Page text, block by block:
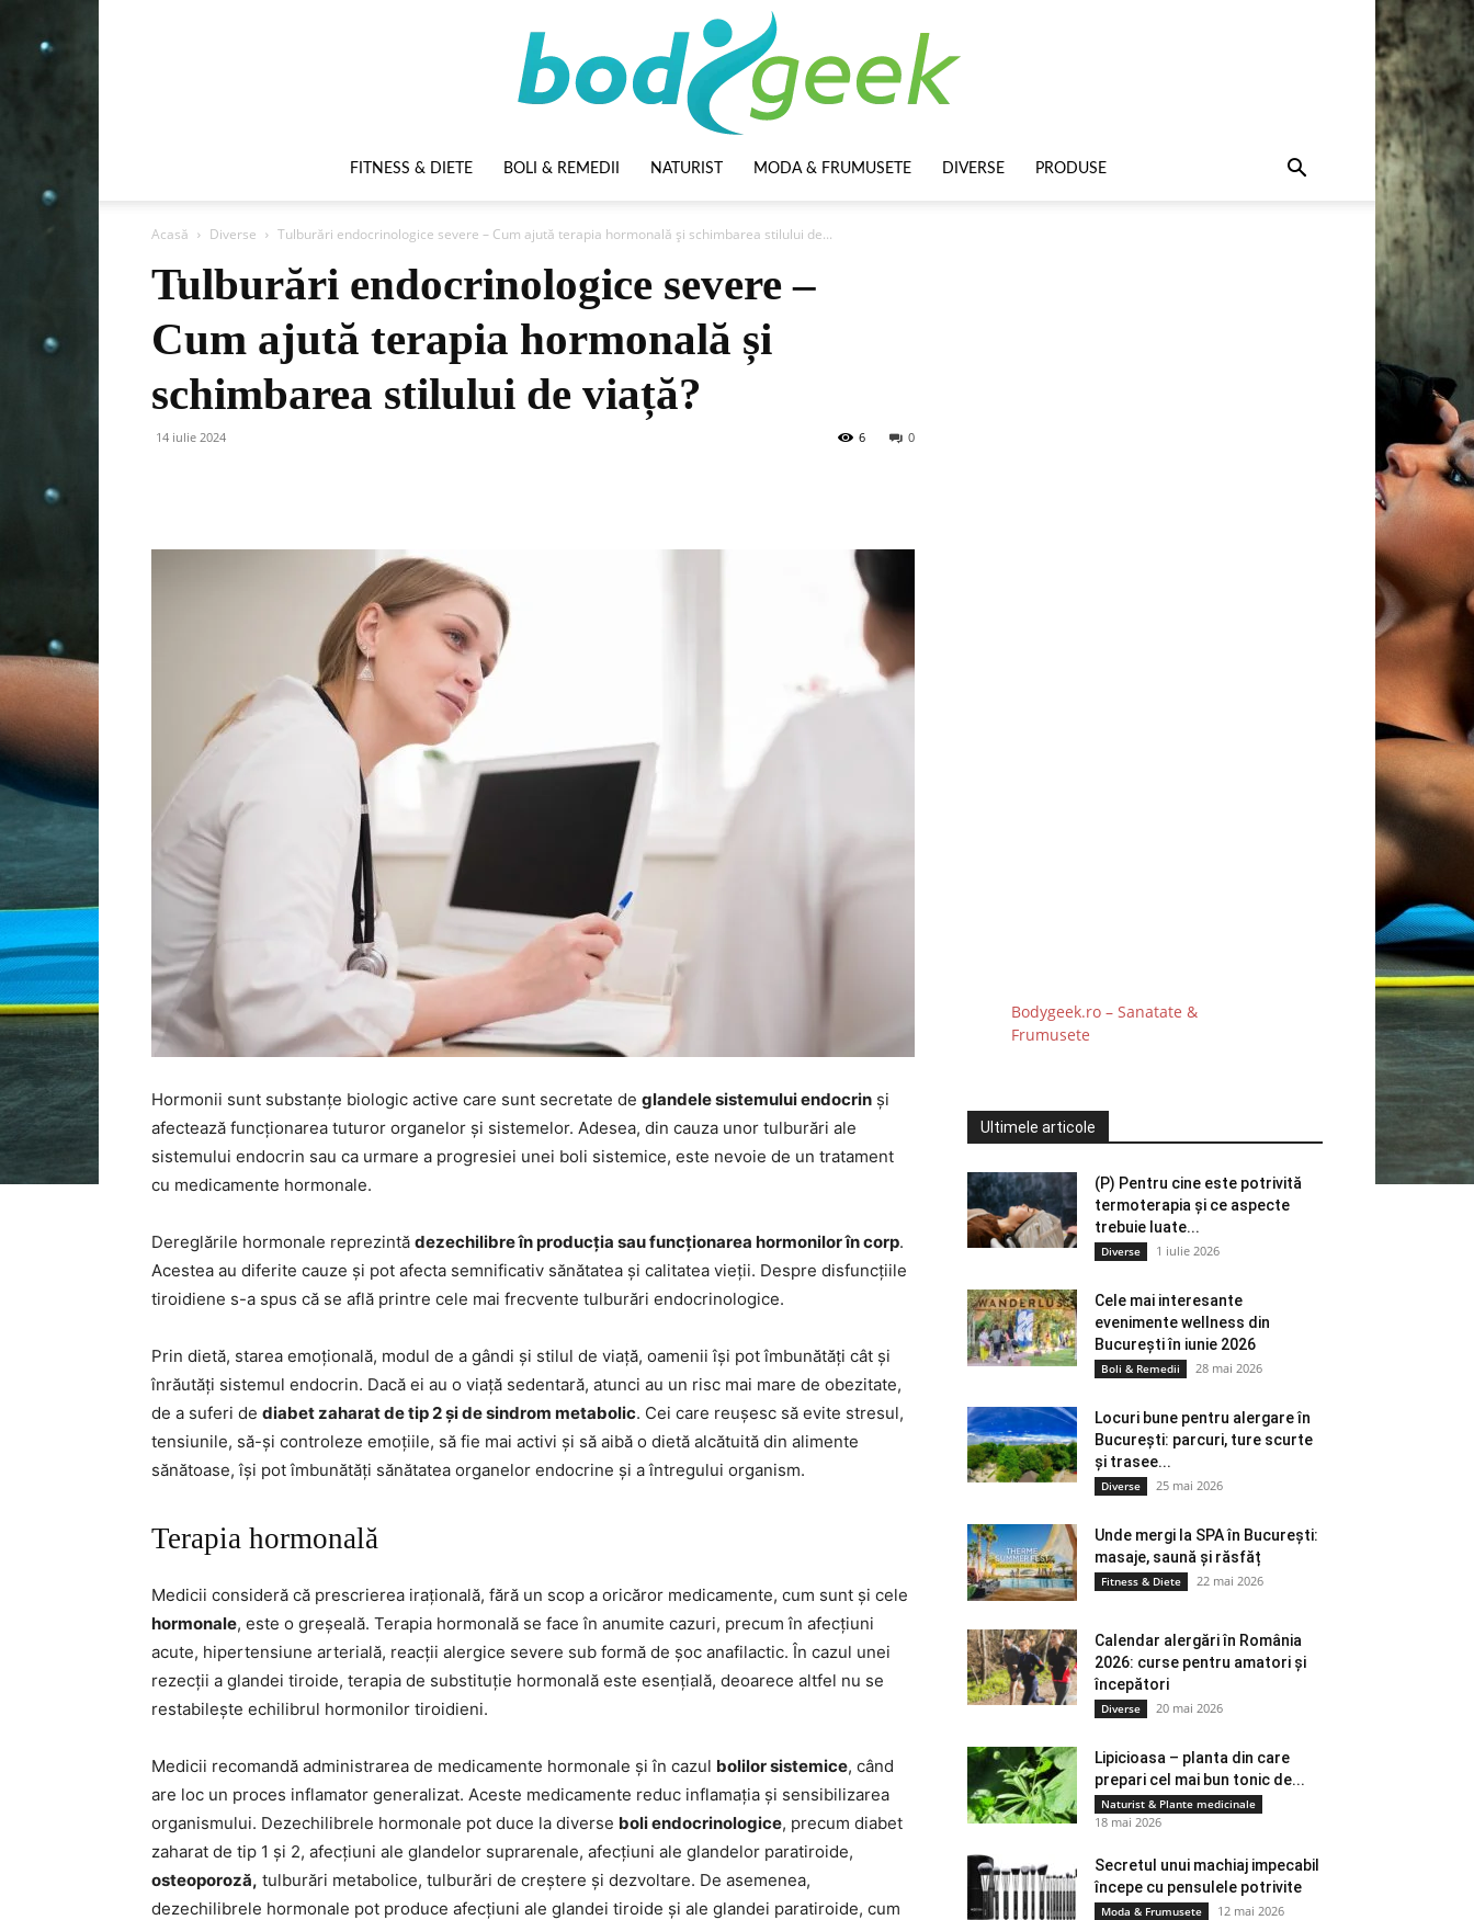
FITNESS & DIETE BOLI & REMEDII NATURIST MODA & FRUMUSETE DIVERSE PRODUSE
Acasă Diverse Tulburări endocrinologice severe – Cum ajută terapia hormonală și schimbarea stilului de...
Tulburări endocrinologice severe –
Cum ajută terapia hormonală și
schimbarea stilului de viață?
14 iulie 2024 0
6
Hormonii sunt substanțe biologic active care sunt secretate de glandele sistemului endocrin și
afectează funcționarea tuturor organelor și sistemelor. Adesea, din cauza unor tulburări ale
sistemului endocrin sau ca urmare a progresiei unei boli sistemice, este nevoie de un tratament
cu medicamente hormonale.
Dereglările hormonale reprezintă dezechilibre în producția sau funcționarea hormonilor în corp.
Acestea au diferite cauze și pot afecta semnificativ sănătatea și calitatea vieții. Despre disfuncțiile
tiroidiene s-a spus că se află printre cele mai frecvente tulburări endocrinologice.
Prin dietă, starea emoțională, modul de a gândi și stilul de viață, oamenii își pot îmbunătăți cât și
înrăutăți sistemul endocrin. Dacă ei au o viață sedentară, atunci au un risc mai mare de obezitate,
de a suferi de diabet zaharat de tip 2 și de sindrom metabolic. Cei care reușesc să evite stresul,
tensiunile, să-și controleze emoțiile, să fie mai activi și să aibă o dietă alcătuită din alimente
sănătoase, își pot îmbunătăți sănătatea organelor endocrine și a întregului organism.
Terapia hormonală
Medicii consideră că prescrierea irațională, fără un scop a oricăror medicamente, cum sunt și cele
hormonale, este o greșeală. Terapia hormonală se face în anumite cazuri, precum în afecțiuni
acute, hipertensiune arterială, reacții alergice severe sub formă de șoc anafilactic. În cazul unei
rezecții a glandei tiroide, terapia de substituție hormonală este esențială, deoarece altfel nu se
restabilește echilibrul hormonilor tiroidieni.
Medicii recomandă administrarea de medicamente hormonale și în cazul bolilor sistemice, când
are loc un proces inflamator generalizat. Aceste medicamente reduc inflamația și sensibilizarea
organismului. Dezechilibrele hormonale pot duce la diverse boli endocrinologice, precum diabet
zaharat de tip 1 și 2, afecțiuni ale glandelor suprarenale, afecțiuni ale glandelor paratiroide,
osteoporoză, tulburări metabolice, tulburări de creștere și dezvoltare. De asemenea,
dezechilibrele hormonale pot produce afecțiuni ale glandei tiroide și ale glandei paratiroide, cum
Bodygeek.ro – Sanatate &
Frumusete
Ultimele articole
(P) Pentru cine este potrivită
termoterapia și ce aspecte
trebuie luate...
Diverse 1 iulie 2026
Cele mai interesante
evenimente wellness din
București în iunie 2026
Boli & Remedii 28 mai 2026
Locuri bune pentru alergare în
București: parcuri, ture scurte
și trasee...
Diverse 25 mai 2026
Unde mergi la SPA în București:
masaje, saună și răsfăț
Fitness & Diete 22 mai 2026
Calendar alergări în România
2026: curse pentru amatori și
începători
Diverse 20 mai 2026
Lipicioasa – planta din care
prepari cel mai bun tonic de...
Naturist & Plante medicinale
18 mai 2026
Secretul unui machiaj impecabil
începe cu pensulele potrivite
Moda & Frumusete 12 mai 2026